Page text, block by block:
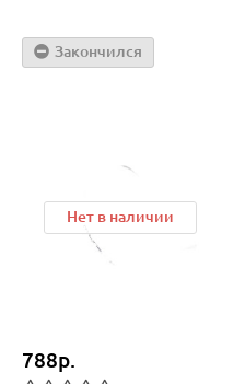
Закончился
Нет в наличии
788р.